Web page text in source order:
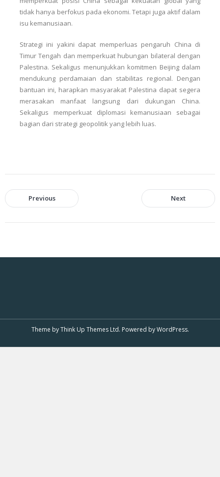
tidak hanya berfokus pada ekonomi. Tetapi juga aktif dalam
isu kemanusiaan.
Strategi ini yakini dapat memperluas pengaruh China di
Timur Tengah dan memperkuat hubungan bilateral dengan
Palestina. Sekaligus menunjukkan komitmen Beijing dalam
mendukung perdamaian dan stabilitas regional. Dengan
bantuan ini, harapkan masyarakat Palestina dapat segera
merasakan manfaat langsung dari dukungan China.
Sekaligus memperkuat diplomasi kemanusiaan sebagai
bagian dari strategi geopolitik yang lebih luas.
Previous Next
Theme byThink Up Themes Ltd. Powered byWordPress.